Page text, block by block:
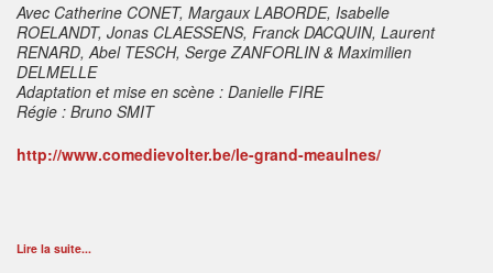
Avec Catherine CONET, Margaux LABORDE, Isabelle
ROELANDT, Jonas CLAESSENS, Franck DACQUIN, Laurent
RENARD, Abel TESCH, Serge ZANFORLIN & Maximilien
DELMELLE
Adaptation et mise en scène : Danielle FIRE
Régie : Bruno SMIT
http://www.comedievolter.be/le-grand-meaulnes/
Lire la suite...